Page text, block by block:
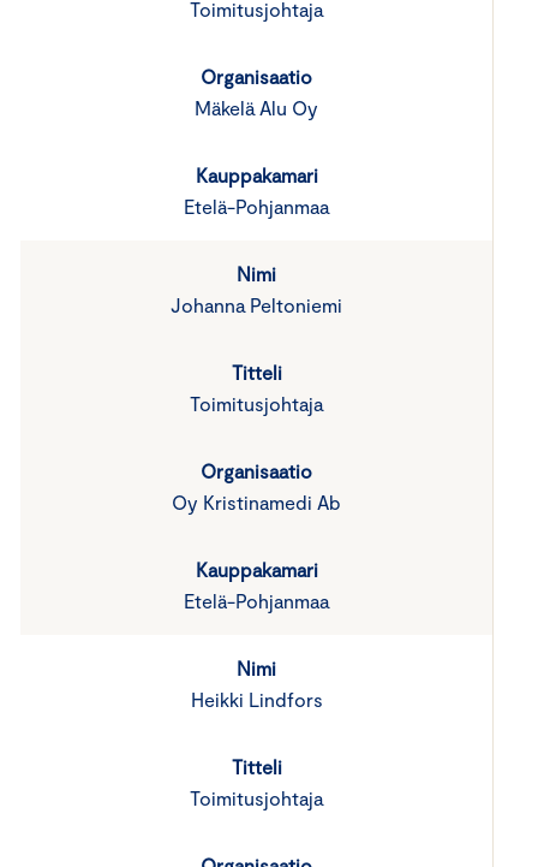
Toimitusjohtaja
Mäkelä Alu Oy
Etelä-Pohjanmaa
Johanna Peltoniemi
Toimitusjohtaja
Oy Kristinamedi Ab
Etelä-Pohjanmaa
Heikki Lindfors
Toimitusjohtaja